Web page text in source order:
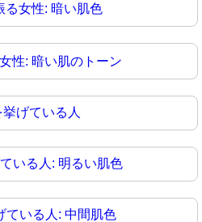
る女性: 暗い肌色
性: 暗い肌のトーン
げている人
いる人: 明るい肌色
ている人: 中間肌色